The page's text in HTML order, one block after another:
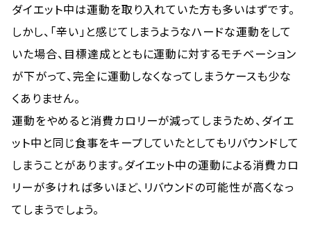
ダイエット中は運動を取り入れていた方も多いはずです。
しかし、「辛い」と感じてしまうようなハードな運動をして
いた場合、目標達成とともに運動に対するモチベーション
が下がって、完全に運動しなくなってしまうケースも少な
くありません。
運動をやめると消費カロリーが減ってしまうため、ダイエ
ット中と同じ食事をキープしていたとしてもリバウンドして
しまうことがあります。ダイエット中の運動による消費カロ
リーが多ければ多いほど、リバウンドの可能性が高くなっ
てしまうでしょう。